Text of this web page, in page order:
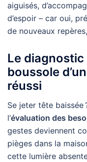
aiguisés,
d’espoir – car oui,
de nouveaux
Le
boussole
réussi
Se jeter tête baissée
l’évaluation des
gestes deviennent
pièges dans la
cette lumière